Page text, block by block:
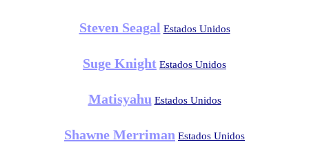
Steven Seagal Estados Unidos
Suge Knight Estados Unidos
Matisyahu Estados Unidos
Shawne Merriman Estados Unidos